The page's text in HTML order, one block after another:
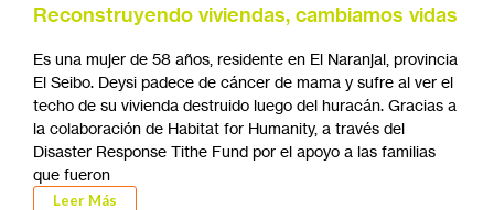
Reconstruyendo viviendas, cambiamos vidas
Es una mujer de 58 años, residente en El Naranjal, provincia
El Seibo. Deysi padece de cáncer de mama y sufre al ver el
techo de su vivienda destruido luego del huracán. Gracias a
la colaboración de Habitat for Humanity, a través del
Disaster Response Tithe Fund por el apoyo a las familias
que fueron
Leer Más